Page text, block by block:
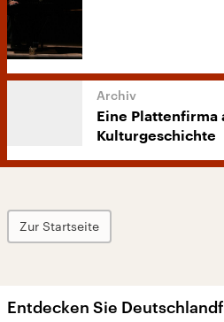
Eine Plattenfirma
Kulturgeschichte
Zur Startseite
Entdecken Sie